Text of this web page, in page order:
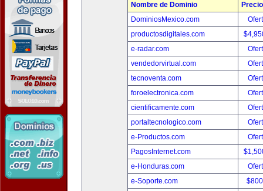
Nombre de Dominio
Precio
DominiosMexico.com
productosdigitales.com
e-radar.com
vendedorvirtual.com
tecnoventa.com
foroelectronica.com
cientificamente.com
portaltecnologico.com
e-Productos.com
PagosInternet.com
e-Honduras.com
e-Soporte.com